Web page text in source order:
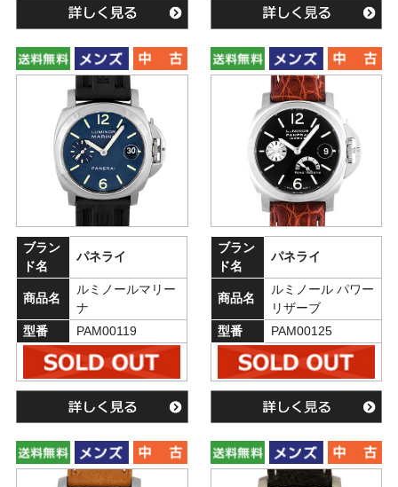
ブラン
ド名
パネライ
商品名
ルミノールマリー
ナ
型番
PAM00119
ブラン
ド名
パネライ
商品名
ルミノール パワー
リザーブ
型番
PAM00125